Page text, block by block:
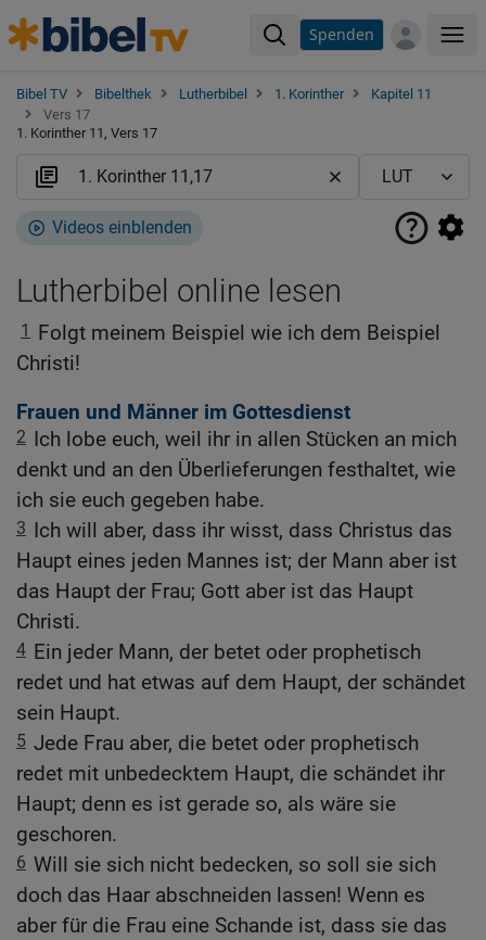
Spenden
Bibel TV Bibelthek Lutherbibel 1. Korinther
Kapitel 11
Vers 17
1. Korinther 11, Vers 17
Videos einblenden
Lutherbibel online lesen
1 Folgt meinem Beispiel wie ich dem Beispiel
Christi!
Frauen und Männer im Gottesdienst
2 Ich lobe euch, weil ihr in allen Stücken an mich
denkt und an den Überlieferungen festhaltet, wie
ich sie euch gegeben habe.
3 Ich will aber, dass ihr wisst, dass Christus das
Haupt eines jeden Mannes ist; der Mann aber ist
das Haupt der Frau; Gott aber ist das Haupt
Christi.
4 Ein jeder Mann, der betet oder prophetisch
redet und hat etwas auf dem Haupt, der schändet
sein Haupt.
5 Jede Frau aber, die betet oder prophetisch
redet mit unbedecktem Haupt, die schändet ihr
Haupt; denn es ist gerade so, als wäre sie
geschoren.
6 Will sie sich nicht bedecken, so soll sie sich
doch das Haar abschneiden lassen! Wenn es
aber für die Frau eine Schande ist, dass sie das